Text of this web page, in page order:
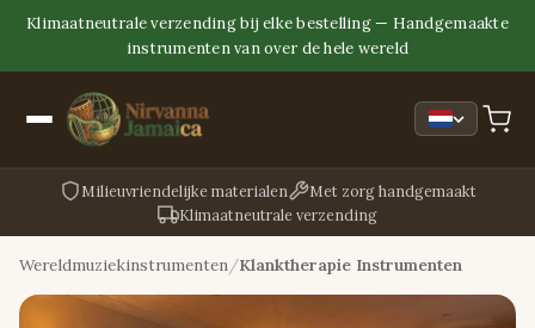
Klimaatneutrale verzending bij elke bestelling — Handgemaakte
instrumenten van over de hele wereld
Milieuvriendelijke materialen
Met zorg handgemaakt
Klimaatneutrale verzending
Wereldmuziekinstrumenten Klanktherapie Instrumenten